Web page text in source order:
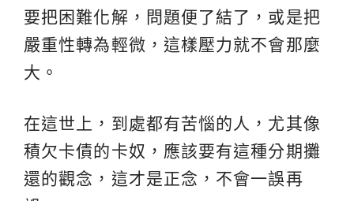
要把困難化解，問題便了結了，或是把
嚴重性轉為輕微，這樣壓力就不會那麼
大。
在這世上，到處都有苦惱的人，尤其像
積欠卡債的卡奴，應該要有這種分期攤
還的觀念，這才是正念，不會一誤再